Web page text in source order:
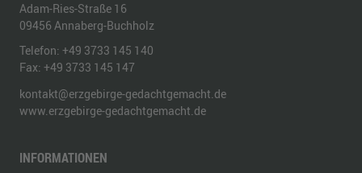
Adam-Ries-Straße 16
09456 Annaberg-Buchholz
Telefon: +49 3733 145 140
Fax: +49 3733 145 147
kontakt@erzgebirge-gedachtgemacht.de
www.erzgebirge-gedachtgemacht.de
INFORMATIONEN